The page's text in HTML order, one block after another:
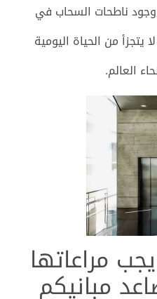
ناطحات السحاب في
يتجزأ من الحياة اليومية
العالم.
مراعاتها
مبانيكم